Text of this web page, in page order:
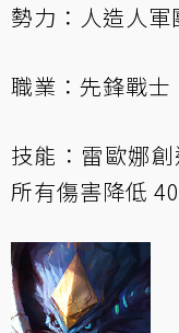
勢力：人造人軍
職業：先鋒戰士
技能：雷歐娜
所有傷害降低